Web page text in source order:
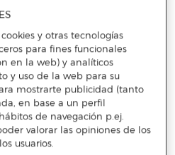
y otras tecnologías
para fines funcionales
en la web) y analíticos
y uso de la web para su
mostrarte publicidad (tanto
en base a un perfil
de navegación p.ej.
valorar las opiniones de los
usuarios.